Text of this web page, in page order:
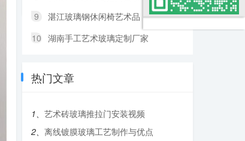
9
湛江玻璃钢休闲椅艺术品
10 湖南手工艺术玻璃定制厂家
热门文章
1、 艺术砖玻璃推拉门安装视频
2、 离线镀膜玻璃工艺制作与优点